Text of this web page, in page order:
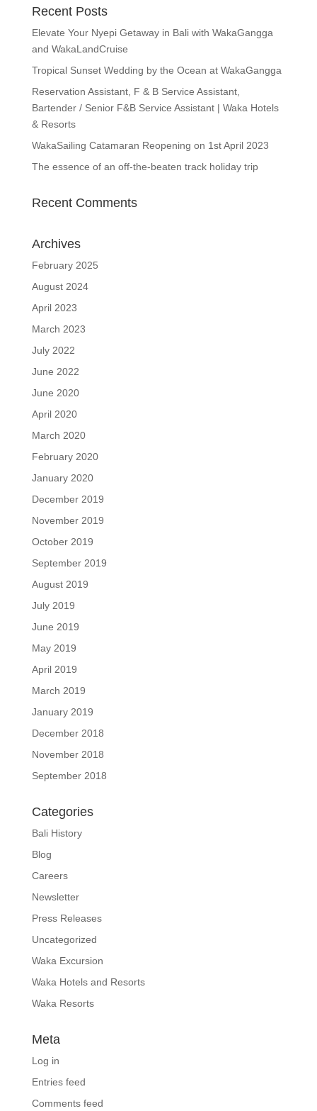
Recent Posts
Elevate Your Nyepi Getaway in Bali with WakaGangga
and WakaLandCruise
Tropical Sunset Wedding by the Ocean at WakaGangga
Reservation Assistant, F & B Service Assistant,
Bartender / Senior F&B Service Assistant | Waka Hotels
& Resorts
WakaSailing Catamaran Reopening on 1st April 2023
The essence of an off-the-beaten track holiday trip
Recent Comments
Archives
February 2025
August 2024
April 2023
March 2023
July 2022
June 2022
June 2020
April 2020
March 2020
February 2020
January 2020
December 2019
November 2019
October 2019
September 2019
August 2019
July 2019
June 2019
May 2019
April 2019
March 2019
January 2019
December 2018
November 2018
September 2018
Categories
Bali History
Blog
Careers
Newsletter
Press Releases
Uncategorized
Waka Excursion
Waka Hotels and Resorts
Waka Resorts
Meta
Log in
Entries feed
Comments feed